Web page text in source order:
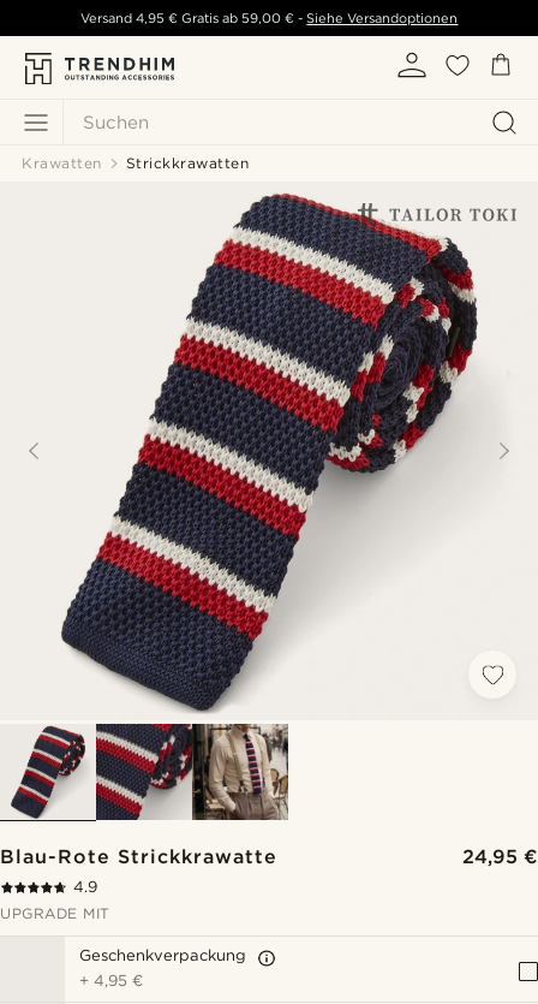
Suchen
Versand 4,95 € Gratis ab59,00 € - Siehe Versandoptionen
Krawatten Strickkrawatten
Blau-Rote Strickkrawatte 24,95 €
4.9
UPGRADE MIT
Geschenkverpackung
+4,95 €